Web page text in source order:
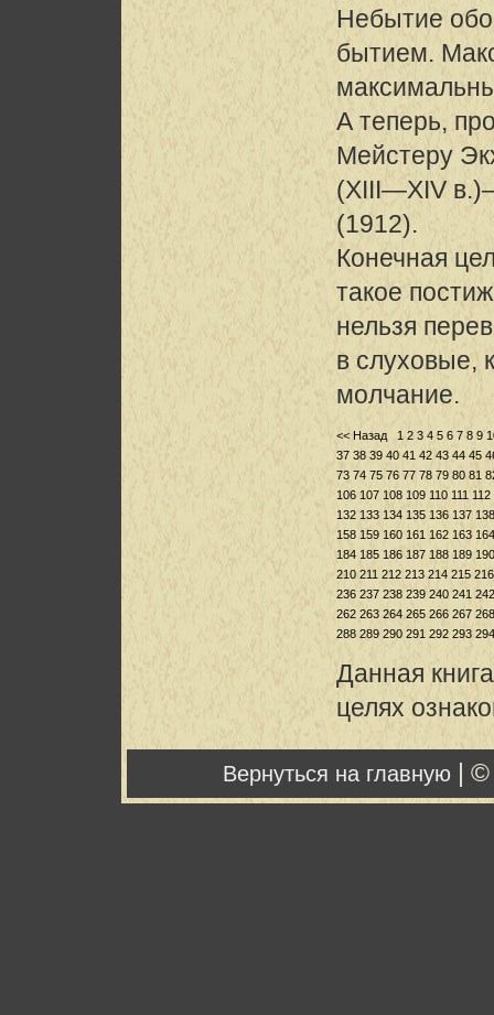
Небытие
бытием.
А теперь,
Мейстеру
(XIII—XIV
(1912).
Конечная
такое
нельзя
в слуховые,
молчание.
<< Назад 1 2 3 4 5 6 7 8 9
37 38 39 40 41 42 43 44 45
73 74 75 76 77 78 79 80 81
106 107 108 109 110 111 112
132 133 134 135 136 137 138
158 159 160 161 162 163 164
184 185 186 187 188 189 190
210 211 212 213 214 215 216
236 237 238 239 240 241 242
262 263 264 265 266 267 268
288 289 290 291 292 293 294
Данная
целях
Вернуться на главную |